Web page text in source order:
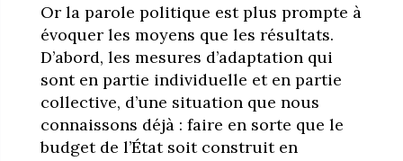
Or la parole politique est plus prompte à
évoquer les moyens que les résultats.
D’abord, les mesures d’adaptation qui
sont en partie individuelle et en partie
collective, d’une situation que nous
connaissons déjà : faire en sorte que le
budget de l’État soit construit en